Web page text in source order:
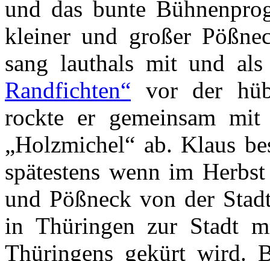
und das bunte
kleiner und großer
sang lauthals mit und
Randfichten“ vor der
rockte er gemeinsam
„Holzmichel“ ab. Klaus
spätestens wenn im
und Pößneck von der
in Thüringen zur Stadt
Thüringens gekürt wird.